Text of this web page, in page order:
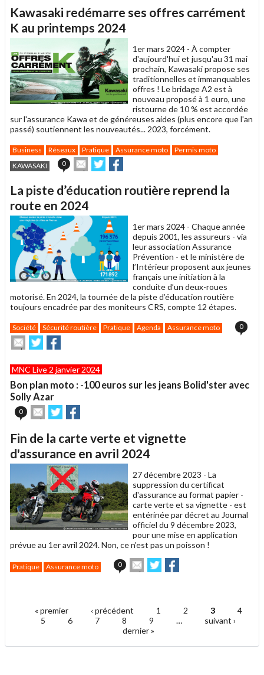
à
un
ami
Kawasaki redémarre ses offres carrément
K au printemps 2024
1er mars 2024 - À compter
d'aujourd'hui et jusqu'au 31 mai
prochain, Kawasaki propose ses
traditionnelles et immanquables
offres ! Le bridage A2 est à
nouveau proposé à 1 euro, une
ristourne de 10 % est accordée
sur l'assurance Kawa et de généreuses aides (plus encore que l'an
passé) soutiennent les nouveautés... 2023, forcément.
Business Réseaux Pratique Assurance moto
Permis moto
KAWASAKI
0
Envoyer
cet
à
un
ami
Partager
sur sur
La piste d’éducation routière reprend la
route en 2024
1er mars 2024 - Chaque année
depuis 2001, les assureurs - via
leur association Assurance
Prévention - et le ministère de
l’Intérieur proposent aux jeunes
français une initiation à la
conduite d’un deux-roues
motorisé. En 2024, la tournée de la piste d’éducation routière
toujours encadrée par des moniteurs CRS, compte 12 étapes.
Société Sécurité routière Pratique Agenda Assurance moto 0
Envoyer
cet
à
un
ami
Partager
sur
sur
MNC Live 2 janvier 2024
Bon plan moto : -100 euros sur les jeans Bolid'ster avec
Solly Azar
0
Envoyer
cet
à
un
ami
Partager
sur sur
Fin de la carte verte et vignette
d'assurance en avril 2024
27 décembre 2023 - La
suppression du certificat
d'assurance au format papier -
carte verte et sa vignette - est
entérinée par décret au Journal
officiel du 9 décembre 2023,
pour une mise en application
prévue au 1er avril 2024. Non, ce n'est pas un poisson !
Pratique Assurance moto 0
Envoyer
cet
ami
Partager
sur sur
Pages« premier ‹ précédent 1 2 3
4
5
6 7 8 9 …
suivant ›
dernier »